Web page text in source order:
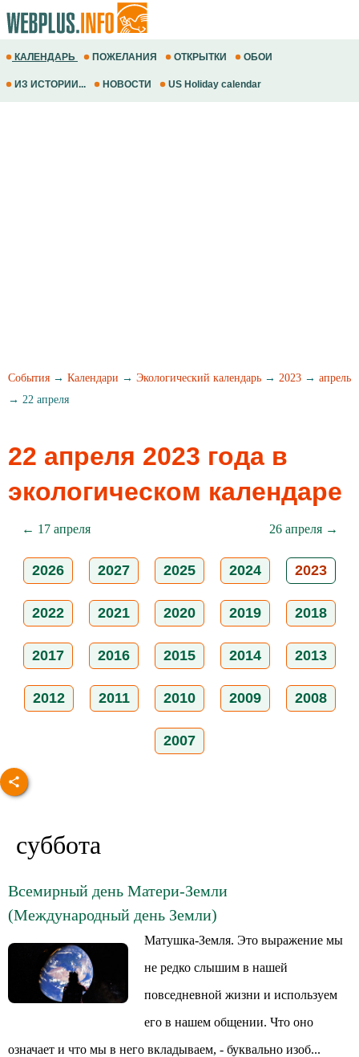
КАЛЕНДАРЬ ПОЖЕЛАНИЯ ОТКРЫТКИ ОБОИ
ИЗ ИСТОРИИ... НОВОСТИ US Holiday calendar
События → Календари → Экологический календарь → 2023 → апрель
→ 22 апреля
22 апреля 2023 года в
экологическом календаре
← 17 апреля 26 апреля →
2026 2027 2025 2024 2023
2022 2021 2020 2019 2018
2017 2016 2015 2014 2013
2012 2011 2010 2009 2008
2007
суббота
Всемирный день Матери-Земли
(Международный день Земли)
Матушка-Земля. Это выражение мы
не редко слышим в нашей
повседневной жизни и используем
его в нашем общении. Что оно
означает и что мы в него вкладываем, - буквально изоб...